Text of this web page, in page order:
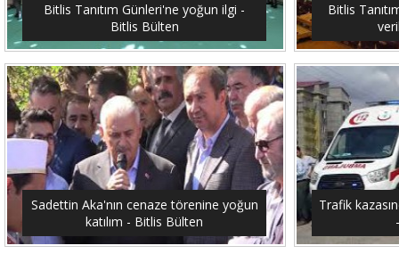
Bitlis Tanıtım Günleri'ne yoğun ilgi -
Bitlis Bülten
Bitlis
Sadettin Aka'nın cenaze törenine yoğun
katılım - Bitlis Bülten
Trafik